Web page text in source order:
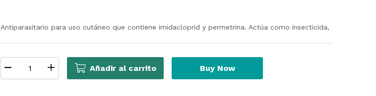
Antiparasitario para uso cutáneo que contiene imidacloprid y permetrina. Actúa como insecticida,
Añadir al carrito Buy Now